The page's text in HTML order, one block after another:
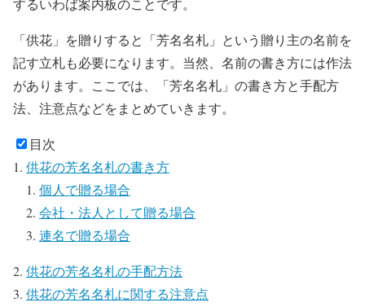
するいわば案内板のことです。
「供花」を贈りすると「芳名名札」という贈り主の名前を
記す立札も必要になります。当然、名前の書き方には作法
があります。ここでは、「芳名名札」の書き方と手配方
法、注意点などをまとめていきます。
目次
供花の芳名名札の書き方
個人で贈る場合
会社・法人として贈る場合
連名で贈る場合
供花の芳名名札の手配方法
供花の芳名名札に関する注意点